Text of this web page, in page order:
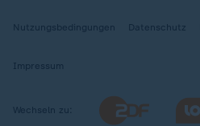
Nutzungsbedingungen Datenschutz
Impressum
Wechseln zu: